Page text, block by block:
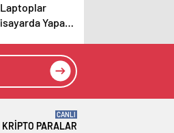
Laptoplar
Yapay
Ediyor
KRIPTO PARALAR
CANLI